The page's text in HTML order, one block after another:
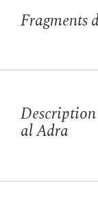
Fragments
al Adra